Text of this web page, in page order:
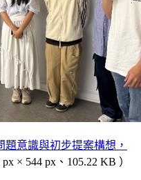
意識與初步提案構想，
px × 544 px、105.22 KB ）